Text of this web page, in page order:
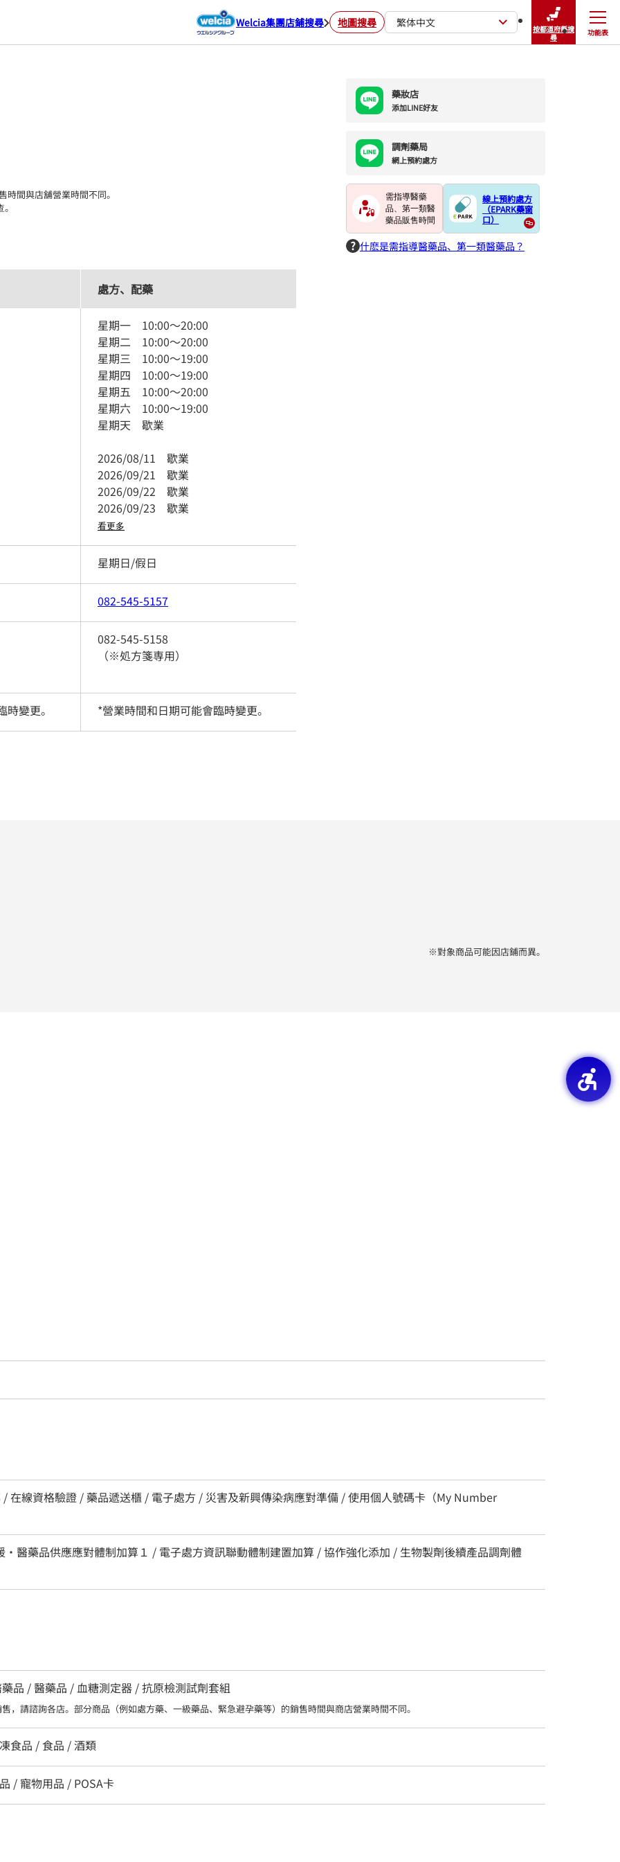
Welcia集團店鋪搜尋 地圖搜尋 繁体中文
按都道府縣搜
尋
功能表
關閉
間與店舖營業時間不同。
藥妝店
添加LINE好友
調劑藥局
網上預約處方
需指導醫藥
品、第一類醫
藥品販售時間
線上預約處方
（EPARK藥窗
口）
什麽是需指導醫藥品、第一類醫藥品？
※對象商品可能因店鋪而異。
處方、配藥
星期一 10:00～20:00
星期二 10:00～20:00
星期三 10:00～19:00
星期四 10:00～19:00
星期五 10:00～20:00
星期六 10:00～19:00
星期天 歇業
2026/08/11 歇業
2026/09/21 歇業
2026/09/22 歇業
2026/09/23 歇業
看更多
星期日/假日
082-545-5157
082-545-5158
（※処方箋専用）
變更。 *營業時間和日期可能會臨時變更。
在線資格驗證 / 藥品遞送櫃 / 電子處方 / 災害及新興傳染病應對準備 / 使用個人號碼卡（My Number
・醫藥品供應應對體制加算１ / 電子處方資訊聯動體制建置加算 / 協作強化添加 / 生物製劑後續產品調劑體
品 / 醫藥品 / 血糖測定器 / 抗原檢測試劑套組
，請諮詢各店。部分商品（例如處方藥、一級藥品、緊急避孕藥等）的銷售時間與商店營業時間不同。
食品 / 食品 / 酒類
/ 寵物用品 / POSA卡